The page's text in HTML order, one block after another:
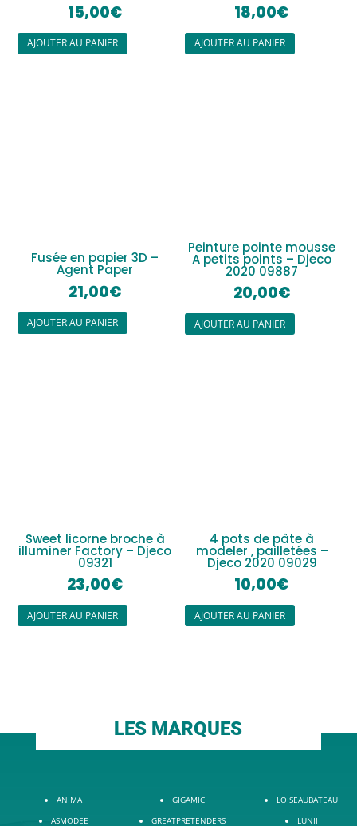
15,00€
AJOUTER AU PANIER
18,00€
AJOUTER AU PANIER
Fusée en papier 3D –
Agent Paper
21,00€
AJOUTER AU PANIER
Peinture pointe mousse
A petits points – Djeco
2020 09887
20,00€
AJOUTER AU PANIER
Sweet licorne broche à
illuminer Factory – Djeco
09321
23,00€
AJOUTER AU PANIER
4 pots de pâte à
modeler , pailletées –
Djeco 2020 09029
10,00€
AJOUTER AU PANIER
LES MARQUES
ANIMA
ASMODEE
GIGAMIC
GREATPRETENDERS
LOISEAUBATEAU
LUNII